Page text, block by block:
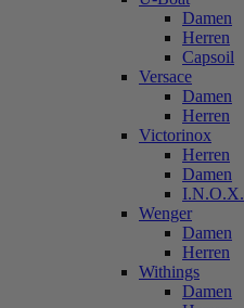
Damen
Herren
Capsoil
Versace
Damen
Herren
Victorinox
Herren
Damen
I.N.O.X.
Wenger
Damen
Herren
Withings
Damen